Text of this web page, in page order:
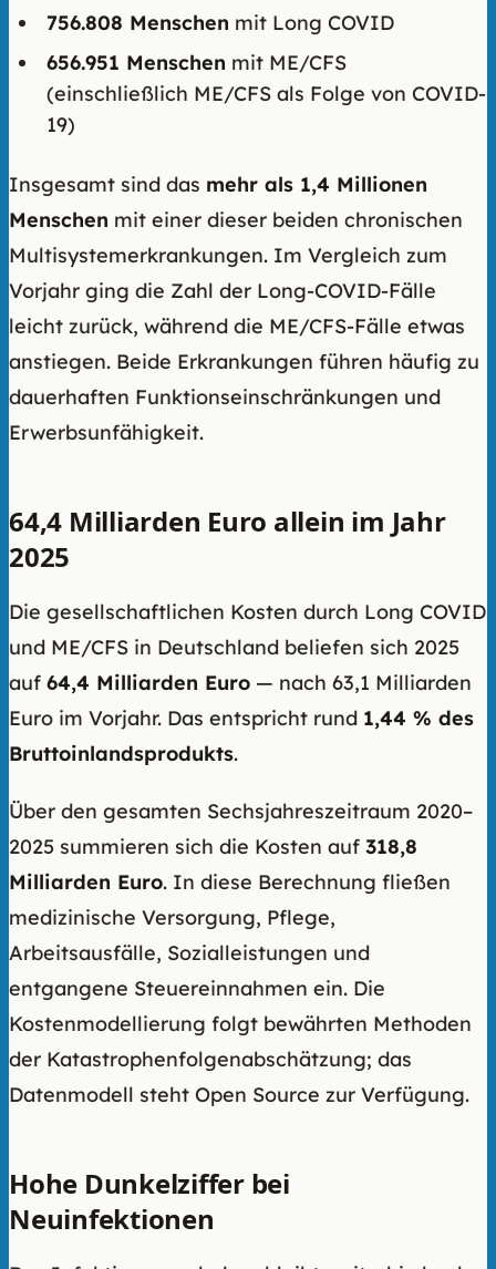
756.808 Menschen mit Long COVID
656.951 Menschen mit ME/CFS
(einschließlich ME/CFS als Folge von COVID-
19)
Insgesamt sind das mehr als 1,4 Millionen
Menschen mit einer dieser beiden chronischen
Multisystemerkrankungen. Im Vergleich zum
Vorjahr ging die Zahl der Long-COVID-Fälle
leicht zurück, während die ME/CFS-Fälle etwas
anstiegen. Beide Erkrankungen führen häufig zu
dauerhaften Funktionseinschränkungen und
Erwerbsunfähigkeit.
64,4 Milliarden Euro allein im Jahr
2025
Die gesellschaftlichen Kosten durch Long COVID
und ME/CFS in Deutschland beliefen sich 2025
auf 64,4 Milliarden Euro — nach 63,1 Milliarden
Euro im Vorjahr. Das entspricht rund 1,44 % des
Bruttoinlandsprodukts.
Über den gesamten Sechsjahreszeitraum 2020–
2025 summieren sich die Kosten auf 318,8
Milliarden Euro. In diese Berechnung fließen
medizinische Versorgung, Pflege,
Arbeitsausfälle, Sozialleistungen und
entgangene Steuereinnahmen ein. Die
Kostenmodellierung folgt bewährten Methoden
der Katastrophenfolgenabschätzung; das
Datenmodell steht Open Source zur Verfügung.
Hohe Dunkelziffer bei
Neuinfektionen